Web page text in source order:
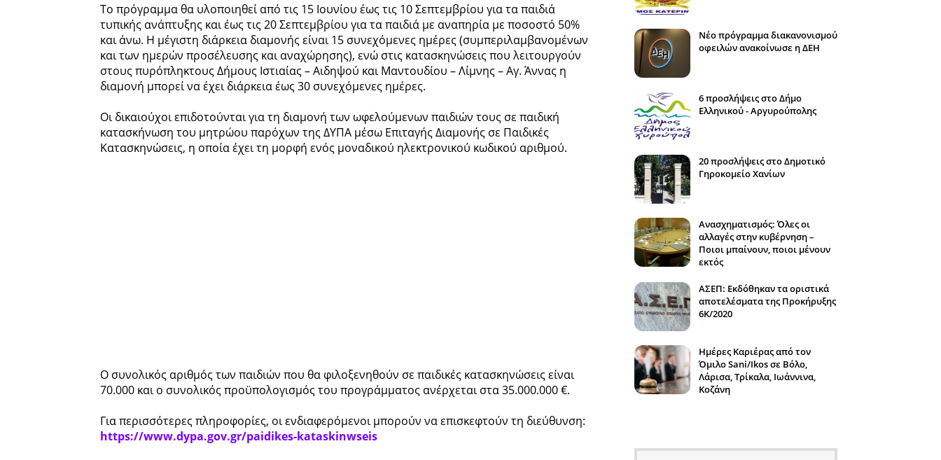
Το πρόγραμμα θα υλοποιηθεί από τις 15 Ιουνίου έως τις 10 Σεπτεμβρίου για τα παιδιά
τυπικής ανάπτυξης και έως τις 20 Σεπτεμβρίου για τα παιδιά με αναπηρία με ποσοστό 50%
και άνω. Η μέγιστη διάρκεια διαμονής είναι 15 συνεχόμενες ημέρες (συμπεριλαμβανομένων
και των ημερών προσέλευσης και αναχώρησης), ενώ στις κατασκηνώσεις που λειτουργούν
στους πυρόπληκτους Δήμους Ιστιαίας – Αιδηψού και Μαντουδίου – Λίμνης – Αγ. Άννας η
διαμονή μπορεί να έχει διάρκεια έως 30 συνεχόμενες ημέρες.
Οι δικαιούχοι επιδοτούνται για τη διαμονή των ωφελούμενων παιδιών τους σε παιδική
κατασκήνωση του μητρώου παρόχων της ΔΥΠΑ μέσω Επιταγής Διαμονής σε Παιδικές
Κατασκηνώσεις, η οποία έχει τη μορφή ενός μοναδικού ηλεκτρονικού κωδικού αριθμού.
Ο συνολικός αριθμός των παιδιών που θα φιλοξενηθούν σε παιδικές κατασκηνώσεις είναι
70.000 και ο συνολικός προϋπολογισμός του προγράμματος ανέρχεται στα 35.000.000 €.
Για περισσότερες πληροφορίες, οι ενδιαφερόμενοι μπορούν να επισκεφτούν τη διεύθυνση:
https://www.dypa.gov.gr/paidikes-kataskinwseis
Νέο πρόγραμμα διακανονισμού
οφειλών ανακοίνωσε η ΔΕΗ
6 προσλήψεις στο Δήμο
Ελληνικού - Αργυρούπολης
20 προσλήψεις στο Δημοτικό
Γηροκομείο Χανίων
Ανασχηματισμός: Όλες οι
αλλαγές στην κυβέρνηση –
Ποιοι μπαίνουν, ποιοι μένουν
εκτός
ΑΣΕΠ: Εκδόθηκαν τα οριστικά
αποτελέσματα της Προκήρυξης
6Κ/2020
Ημέρες Καριέρας από τον
Όμιλο Sani/Ikos σε Βόλο,
Λάρισα, Τρίκαλα, Ιωάννινα,
Κοζάνη